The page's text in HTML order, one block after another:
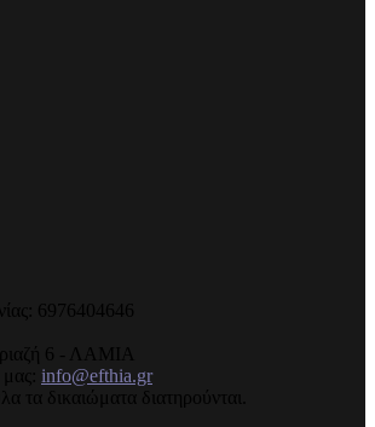
6976404646
6 - ΛΑΜΙΑ
info@efthia.gr
τα δικαιώματα διατηρούνται.